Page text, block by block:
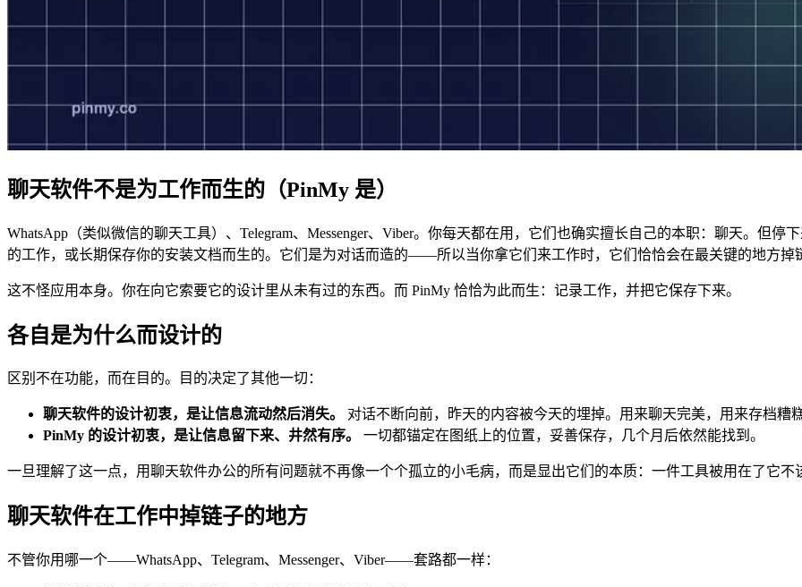
聊天软件不是为工作而生的（PinMy 是）
WhatsApp（类似微信的聊天工具）、Telegram、Messenger、Viber。你每天都在用，它们也确实擅长自己的本职：聊天。但
的工作，或长期保存你的安装文档而生的。它们是为对话而造的——所以当你拿它们来工作时，它们恰恰会在最关键的地方掉
这不怪应用本身。你在向它索要它的设计里从未有过的东西。而 PinMy 恰恰为此而生：记录工作，并把它保存下来。
各自是为什么而设计的
区别不在功能，而在目的。目的决定了其他一切：
聊天软件的设计初衷，是让信息流动然后消失。
对话不断向前，昨天的内容被今天的埋掉。用来聊天完美，用来存档糟糕
PinMy 的设计初衷，是让信息留下来、井然有序。
一切都锚定在图纸上的位置，妥善保存，几个月后依然能找到。
一旦理解了这一点，用聊天软件办公的所有问题就不再像一个个孤立的小毛病，而是显出它们的本质：一件工具被用在了它不
聊天软件在工作中掉链子的地方
不管你用哪一个——WhatsApp、Telegram、Messenger、Viber——套路都一样：